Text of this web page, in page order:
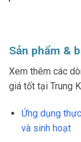
Sản phẩm &
Xem thêm các
giá tốt tại Trung
Ứng dụng
và sinh hoạt